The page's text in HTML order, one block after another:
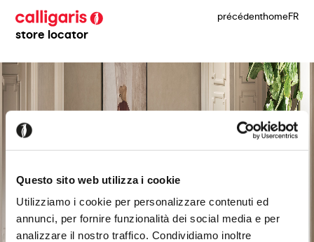
Questo sito web utilizza i cookie
Utilizziamo i cookie per personalizzare contenuti ed
annunci, per fornire funzionalità dei social media e per
analizzare il nostro traffico. Condividiamo inoltre
store locator
précédenthomeFR